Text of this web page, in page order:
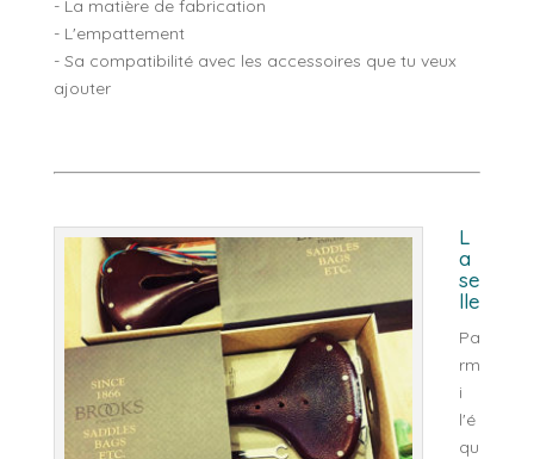
- La matière de fabrication
- L'empattement
- Sa compatibilité avec les accessoires que tu veux
ajouter
L
a
se
lle
Pa
rm
i
l'é
qu